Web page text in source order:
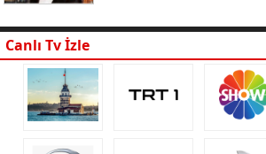
Canlı Tv İzle